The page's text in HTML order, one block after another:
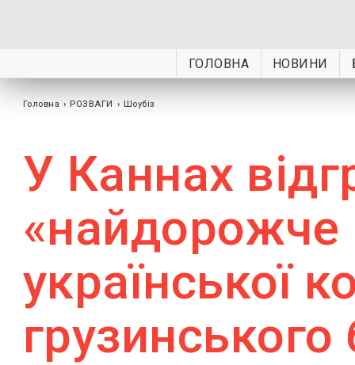
ГОЛОВНА НОВИНИ
Головна › РОЗВАГИ › Шоубiз
У Каннах
«найдорожче
української